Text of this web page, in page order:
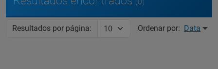
Resultados por página: Ordenar por: Data